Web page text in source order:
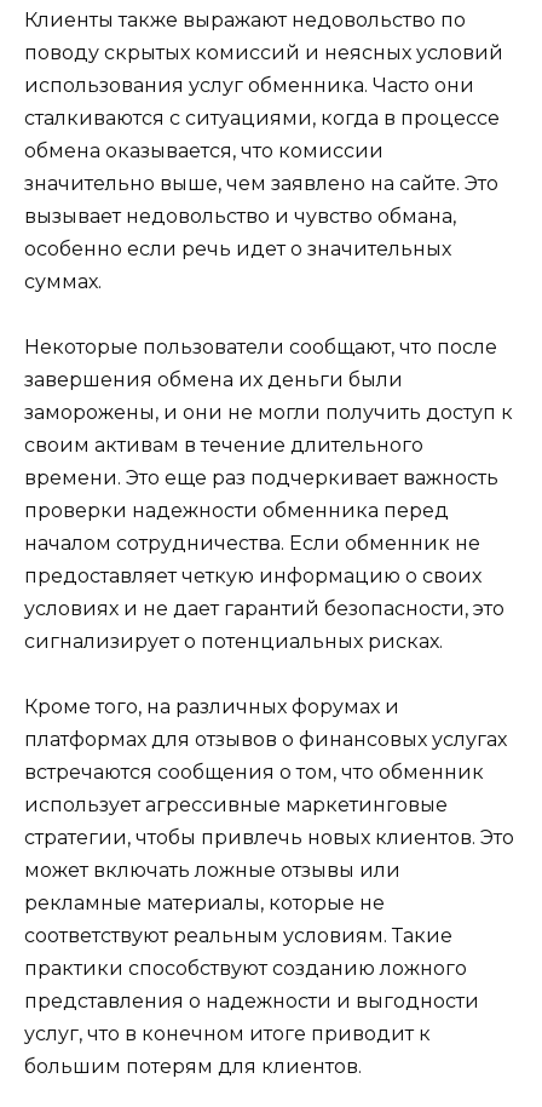
Клиенты также выражают недовольство по
поводу скрытых комиссий и неясных условий
использования услуг обменника. Часто они
сталкиваются с ситуациями, когда в процессе
обмена оказывается, что комиссии
значительно выше, чем заявлено на сайте. Это
вызывает недовольство и чувство обмана,
особенно если речь идет о значительных
суммах.
Некоторые пользователи сообщают, что после
завершения обмена их деньги были
заморожены, и они не могли получить доступ к
своим активам в течение длительного
времени. Это еще раз подчеркивает важность
проверки надежности обменника перед
началом сотрудничества. Если обменник не
предоставляет четкую информацию о своих
условиях и не дает гарантий безопасности, это
сигнализирует о потенциальных рисках.
Кроме того, на различных форумах и
платформах для отзывов о финансовых услугах
встречаются сообщения о том, что обменник
использует агрессивные маркетинговые
стратегии, чтобы привлечь новых клиентов. Это
может включать ложные отзывы или
рекламные материалы, которые не
соответствуют реальным условиям. Такие
практики способствуют созданию ложного
представления о надежности и выгодности
услуг, что в конечном итоге приводит к
большим потерям для клиентов.